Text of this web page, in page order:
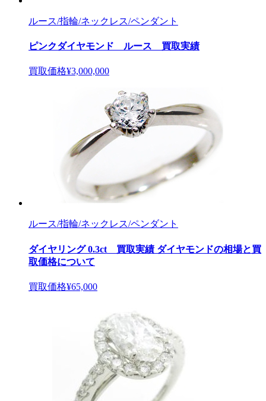
ルース/指輪/ネックレス/ペンダント
ピンクダイヤモンド ルース 買取実績
買取価格¥3,000,000
ルース/指輪/ネックレス/ペンダント
ダイヤリング 0.3ct 買取実績 ダイヤモンドの相場と買
取価格について
買取価格¥65,000